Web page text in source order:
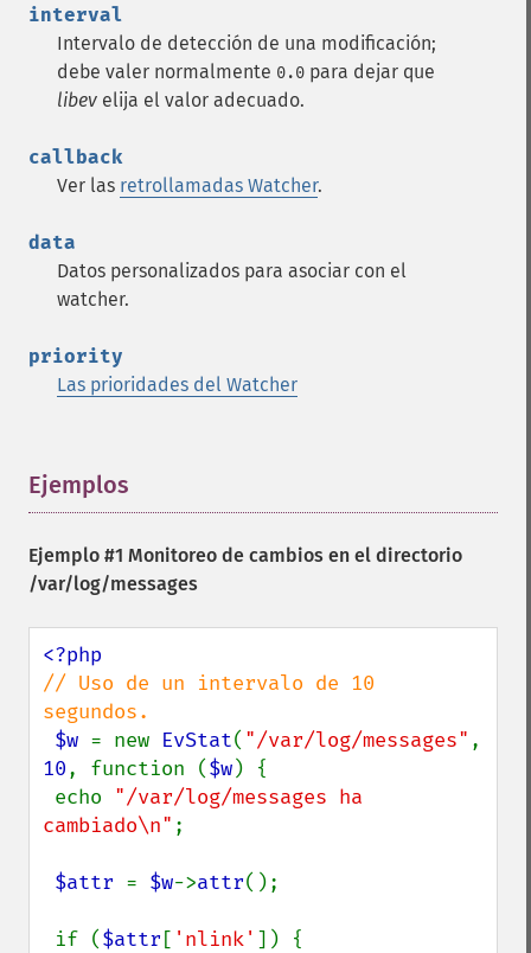
interval
Intervalo de detección de una modificación;
debe valer normalmente 0.0 para dejar que
libev elija el valor adecuado.
callback
Ver las retrollamadas Watcher.
data
Datos personalizados para asociar con el
watcher.
priority
Las prioridades del Watcher
Ejemplos
Ejemplo #1 Monitoreo de cambios en el directorio
/var/log/messages
// Uso de un intervalo de 10
segundos.
$w = new EvStat( "/var/log/messages"
10, function ($w) {
echo "/var/log/messages ha
cambiado\n" ;
$attr = $w->attr();
if ($attr [ 'nlink' ]) {